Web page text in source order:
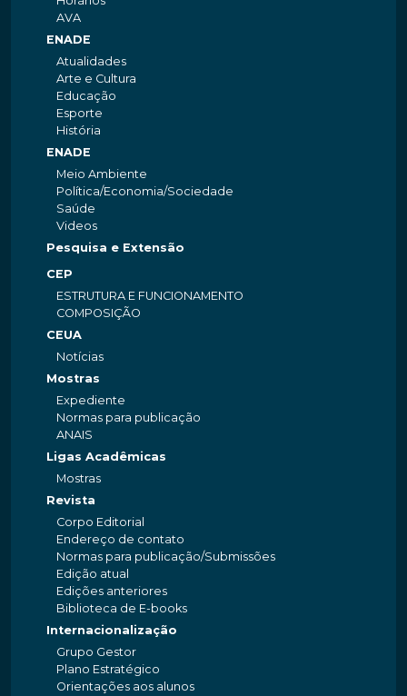
AVA
ENADE
Atualidades
Arte e Cultura
Educação
Esporte
História
ENADE
Meio Ambiente
Política/Economia/Sociedade
Saúde
Videos
Pesquisa e Extensão
CEP
ESTRUTURA E FUNCIONAMENTO
COMPOSIÇÃO
CEUA
Notícias
Mostras
Expediente
Normas para publicação
ANAIS
Ligas Acadêmicas
Mostras
Revista
Corpo Editorial
Endereço de contato
Normas para publicação/Submissões
Edição atual
Edições anteriores
Biblioteca de E-books
Internacionalização
Grupo Gestor
Plano Estratégico
Orientações aos alunos